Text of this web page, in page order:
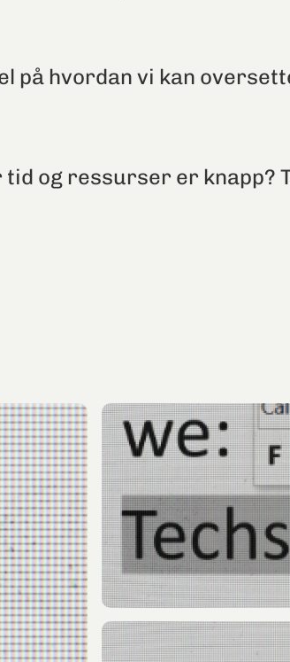
på hvordan vi kan
og ressurser er knapp?